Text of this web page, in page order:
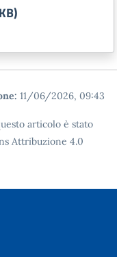
11/06/2026, 09:43
articolo è stato
Attribuzione 4.0